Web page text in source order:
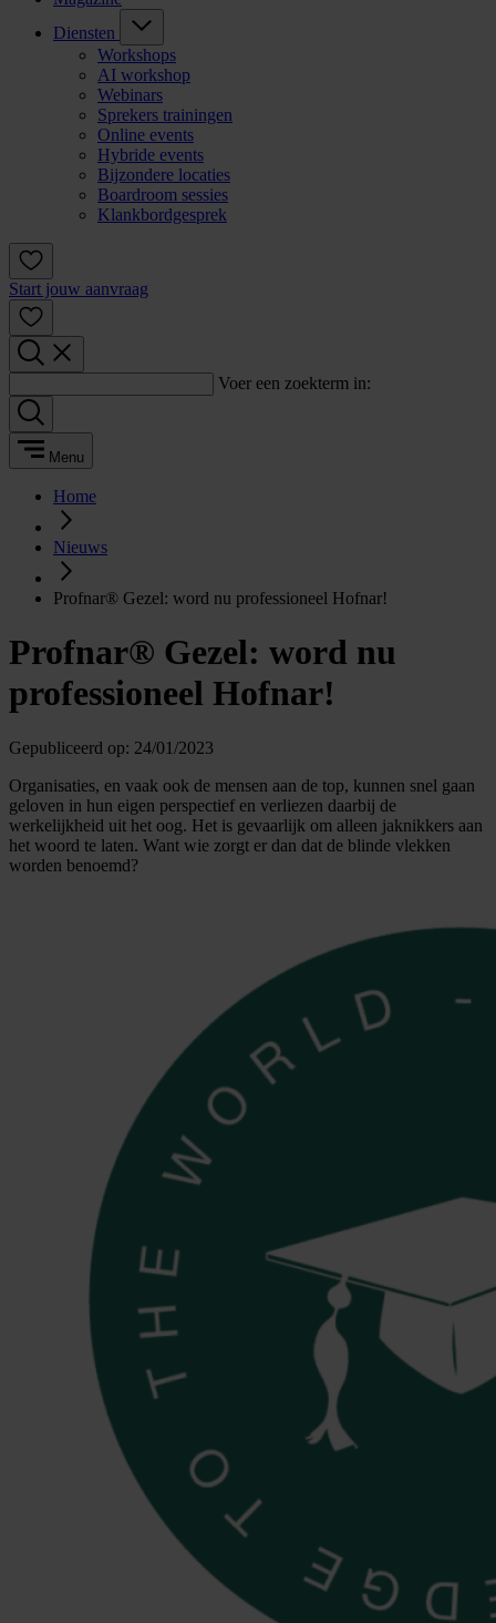
Diensten
Workshops
AI workshop
Webinars
Sprekers trainingen
Online events
Hybride events
Bijzondere locaties
Boardroom sessies
Klankbordgesprek
Start jouw aanvraag
Voer een zoekterm in:
Menu
Home
Nieuws
Profnar® Gezel: word nu professioneel Hofnar!
Profnar® Gezel: word nu
professioneel Hofnar!
Gepubliceerd op: 24/01/2023
Organisaties, en vaak ook de mensen aan de top, kunnen snel gaan
geloven in hun eigen perspectief en verliezen daarbij de
werkelijkheid uit het oog. Het is gevaarlijk om alleen jaknikkers aan
het woord te laten. Want wie zorgt er dan dat de blinde vlekken
worden benoemd?